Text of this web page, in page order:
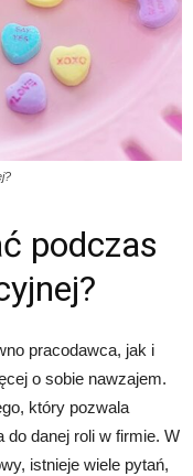
podczas
pracodawca, jak i
o sobie nawzajem.
który pozwala
do danej roli w firmie. W
istnieje wiele pytań,